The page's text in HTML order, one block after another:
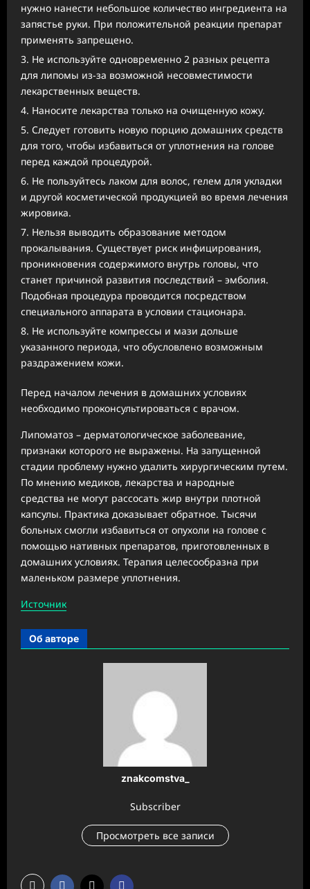
нужно нанести небольшое количество ингредиента на
запястье руки. При положительной реакции препарат
применять запрещено.
Не используйте одновременно 2 разных рецепта
для липомы из-за возможной несовместимости
лекарственных веществ.
Наносите лекарства только на очищенную кожу.
Следует готовить новую порцию домашних средств
для того, чтобы избавиться от уплотнения на голове
перед каждой процедурой.
Не пользуйтесь лаком для волос, гелем для укладки
и другой косметической продукцией во время лечения
жировика.
Нельзя выводить образование методом
прокалывания. Существует риск инфицирования,
проникновения содержимого внутрь головы, что
станет причиной развития последствий – эмболия.
Подобная процедура проводится посредством
специального аппарата в условии стационара.
Не используйте компрессы и мази дольше
указанного периода, что обусловлено возможным
раздражением кожи.
Перед началом лечения в домашних условиях
необходимо проконсультироваться с врачом.
Липоматоз – дерматологическое заболевание,
признаки которого не выражены. На запущенной
стадии проблему нужно удалить хирургическим путем.
По мнению медиков, лекарства и народные
средства не могут рассосать жир внутри плотной
капсулы. Практика доказывает обратное. Тысячи
больных смогли избавиться от опухоли на голове с
помощью нативных препаратов, приготовленных в
домашних условиях. Терапия целесообразна при
маленьком размере уплотнения.
Источник
Об авторе
znakcomstva_
Subscriber
Просмотреть все записи